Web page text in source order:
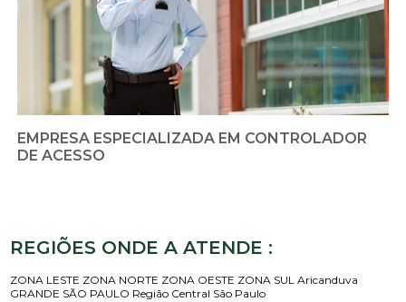
EMPRESA ESPECIALIZADA EM CONTROLADOR
DE ACESSO
REGIÕES ONDE A ATENDE :
ZONA LESTE ZONA NORTE ZONA OESTE ZONA SUL Aricanduva
GRANDE SÃO PAULO Região Central São Paulo